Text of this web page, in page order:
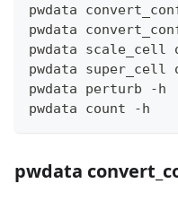
pwdata
pwdata
pwdata scale_cell
pwdata super_cell
pwdata perturb -h
pwdata count -h
pwdata